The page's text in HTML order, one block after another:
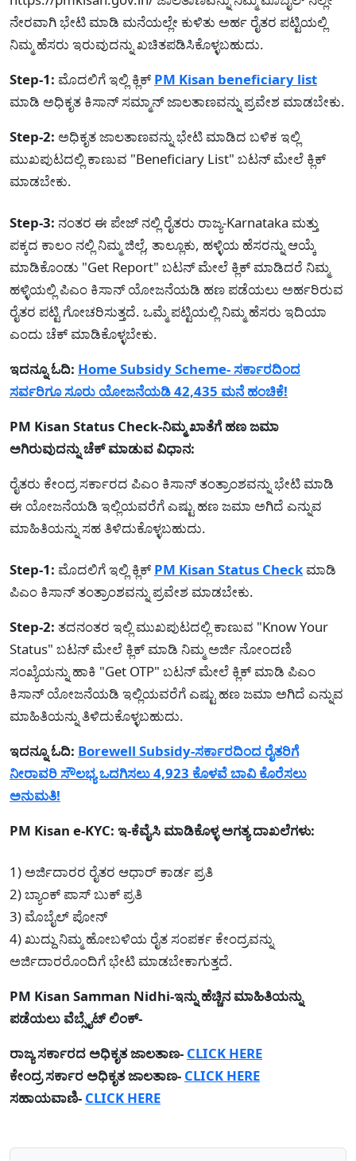
ನೇರವಾಗಿ ಭೇಟಿ ಮಾಡಿ ಮನೆಯಲ್ಲೇ ಕುಳಿತು ಅರ್ಹ ರೈತರ ಪಟ್ಟಿಯಲ್ಲಿ
ನಿಮ್ಮ ಹೆಸರು ಇರುವುದನ್ನು ಖಚಿತಪಡಿಸಿಕೊಳ್ಳಬಹುದು.
Step-1: ಮೊದಲಿಗೆ ಇಲ್ಲಿ ಕ್ಲಿಕ್ PM Kisan beneficiary list
ಮಾಡಿ ಅಧಿಕೃತ ಕಿಸಾನ್ ಸಮ್ಮಾನ್ ಜಾಲತಾಣವನ್ನು ಪ್ರವೇಶ ಮಾಡಬೇಕು.
Step-2: ಅಧಿಕೃತ ಜಾಲತಾಣವನ್ನು ಭೇಟಿ ಮಾಡಿದ ಬಳಿಕ ಇಲ್ಲಿ
ಮುಖಪುಟದಲ್ಲಿ ಕಾಣುವ "Beneficiary List" ಬಟನ್ ಮೇಲೆ ಕ್ಲಿಕ್
ಮಾಡಬೇಕು.
Step-3: ನಂತರ ಈ ಪೇಜ್ ನಲ್ಲಿ ರೈತರು ರಾಜ್ಯ-Karnataka ಮತ್ತು
ಪಕ್ಕದ ಕಾಲಂ ನಲ್ಲಿ ನಿಮ್ಮ ಜಿಲ್ಲೆ, ತಾಲ್ಲೂಕು, ಹಳ್ಳಿಯ ಹೆಸರನ್ನು ಆಯ್ಕೆ
ಮಾಡಿಕೊಂಡು "Get Report" ಬಟನ್ ಮೇಲೆ ಕ್ಲಿಕ್ ಮಾಡಿದರೆ ನಿಮ್ಮ
ಹಳ್ಳಿಯಲ್ಲಿ ಪಿಎಂ ಕಿಸಾನ್ ಯೋಜನೆಯಡಿ ಹಣ ಪಡೆಯಲು ಅರ್ಹರಿರುವ
ರೈತರ ಪಟ್ಟಿ ಗೋಚರಿಸುತ್ತದೆ. ಒಮ್ಮೆ ಪಟ್ಟಿಯಲ್ಲಿ ನಿಮ್ಮ ಹೆಸರು ಇದಿಯಾ
ಎಂದು ಚೆಕ್ ಮಾಡಿಕೊಳ್ಳಬೇಕು.
ಇದನ್ನೂ ಓದಿ: Home Subsidy Scheme- ಸರ್ಕಾರದಿಂದ
ಸರ್ವರಿಗೂ ಸೂರು ಯೋಜನೆಯಡಿ 42,435 ಮನೆ ಹಂಚಿಕೆ!
PM Kisan Status Check-ನಿಮ್ಮ ಖಾತೆಗೆ ಹಣ ಜಮಾ
ಅಗಿರುವುದನ್ನು ಚೆಕ್ ಮಾಡುವ ವಿಧಾನ:
ರೈತರು ಕೇಂದ್ರ ಸರ್ಕಾರದ ಪಿಎಂ ಕಿಸಾನ್ ತಂತ್ರಾಂಶವನ್ನು ಭೇಟಿ ಮಾಡಿ
ಈ ಯೋಜನೆಯಡಿ ಇಲ್ಲಿಯವರೆಗೆ ಎಷ್ಟು ಹಣ ಜಮಾ ಅಗಿದೆ ಎನ್ನುವ
ಮಾಹಿತಿಯನ್ನು ಸಹ ತಿಳಿದುಕೊಳ್ಳಬಹುದು.
Step-1: ಮೊದಲಿಗೆ ಇಲ್ಲಿ ಕ್ಲಿಕ್ PM Kisan Status Check ಮಾಡಿ
ಪಿಎಂ ಕಿಸಾನ್ ತಂತ್ರಾಂಶವನ್ನು ಪ್ರವೇಶ ಮಾಡಬೇಕು.
Step-2: ತದನಂತರ ಇಲ್ಲಿ ಮುಖಪುಟದಲ್ಲಿ ಕಾಣುವ "Know Your
Status" ಬಟನ್ ಮೇಲೆ ಕ್ಲಿಕ್ ಮಾಡಿ ನಿಮ್ಮ ಅರ್ಜಿ ನೋಂದಣಿ
ಸಂಖ್ಯೆಯನ್ನು ಹಾಕಿ "Get OTP" ಬಟನ್ ಮೇಲೆ ಕ್ಲಿಕ್ ಮಾಡಿ ಪಿಎಂ
ಕಿಸಾನ್ ಯೋಜನೆಯಡಿ ಇಲ್ಲಿಯವರೆಗೆ ಎಷ್ಟು ಹಣ ಜಮಾ ಅಗಿದೆ ಎನ್ನುವ
ಮಾಹಿತಿಯನ್ನು ತಿಳಿದುಕೊಳ್ಳಬಹುದು.
ಇದನ್ನೂ ಓದಿ: Borewell Subsidy-ಸರ್ಕಾರದಿಂದ ರೈತರಿಗೆ
ನೀರಾವರಿ ಸೌಲಭ್ಯ ಒದಗಿಸಲು 4,923 ಕೊಳವೆ ಬಾವಿ ಕೊರೆಸಲು
ಅನುಮತಿ!
PM Kisan e-KYC: ಇ-ಕೆವೈಸಿ ಮಾಡಿಕೊಳ್ಳ ಅಗತ್ಯ ದಾಖಲೆಗಳು:
1) ಅರ್ಜಿದಾರರ ರೈತರ ಆಧಾರ್ ಕಾರ್ಡ ಪ್ರತಿ
2) ಬ್ಯಾಂಕ್ ಪಾಸ್ ಬುಕ್ ಪ್ರತಿ
3) ಮೊಬೈಲ್ ಪೋನ್
4) ಖುದ್ದು ನಿಮ್ಮ ಹೋಬಳಿಯ ರೈತ ಸಂಪರ್ಕ ಕೇಂದ್ರವನ್ನು
ಅರ್ಜಿದಾರರೊಂದಿಗೆ ಭೇಟಿ ಮಾಡಬೇಕಾಗುತ್ತದೆ.
PM Kisan Samman Nidhi-ಇನ್ನು ಹೆಚ್ಚಿನ ಮಾಹಿತಿಯನ್ನು
ಪಡೆಯಲು ವೆಬ್ಸೈಟ್ ಲಿಂಕ್-
ರಾಜ್ಯ ಸರ್ಕಾರದ ಅಧಿಕೃತ ಜಾಲತಾಣ- CLICK HERE
ಕೇಂದ್ರ ಸರ್ಕಾರ ಅಧಿಕೃತ ಜಾಲತಾಣ- CLICK HERE
ಸಹಾಯವಾಣಿ- CLICK HERE